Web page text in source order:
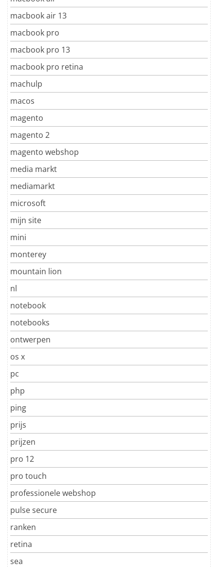
macbook air 13
macbook pro
macbook pro 13
macbook pro retina
machulp
macos
magento
magento 2
magento webshop
media markt
mediamarkt
microsoft
mijn site
mini
monterey
mountain lion
nl
notebook
notebooks
ontwerpen
os x
pc
php
ping
prijs
prijzen
pro 12
pro touch
professionele webshop
pulse secure
ranken
retina
sea